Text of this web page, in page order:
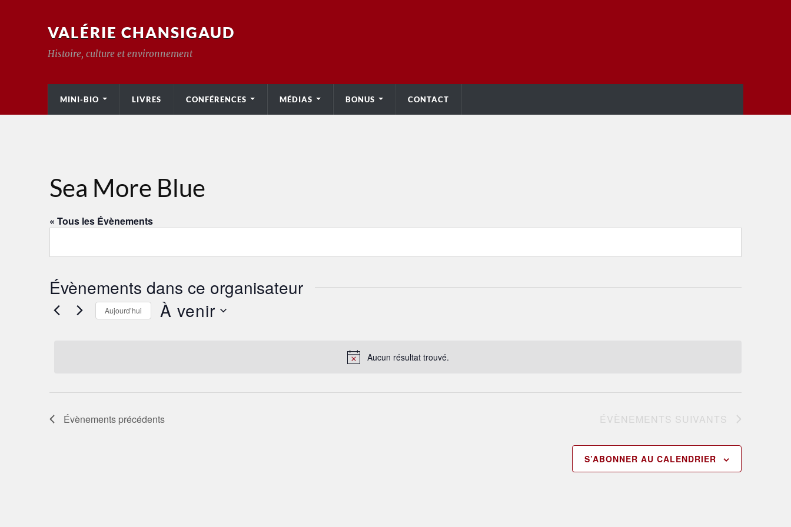
VALÉRIE CHANSIGAUD
Histoire, culture et environnement
MINI-BIO LIVRES CONFÉRENCES MÉDIAS BONUS CONTACT
Sea More Blue
« Tous les Évènements
Évènements dans ce organisateur
Notice
Aucun résultat trouvé.
Aujourd’hui À venir
Évènements précédents ÉVÈNEMENTS SUIVANTS
S’ABONNER AU CALENDRIER